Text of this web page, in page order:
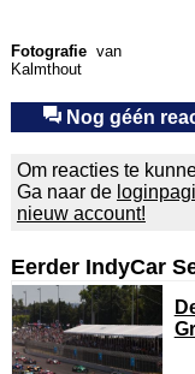
Fotografie van
Kalmthout
Nog géén
Om reacties te
Ga naar de
nieuw account!
Eerder IndyCar